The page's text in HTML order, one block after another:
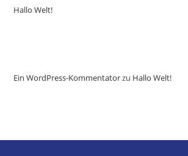
Hallo Welt!
Ein WordPress-Kommentatorzu Hallo Welt!